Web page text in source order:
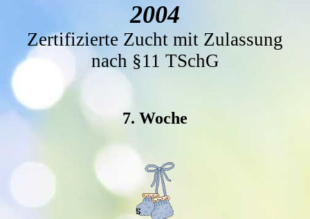
2004
Zertifizierte Zucht mit Zulassung
nach §11 TSchG
7. Woche